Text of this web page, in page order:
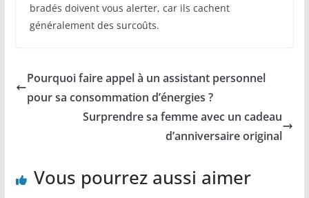
bradés doivent vous alerter, car ils cachent
généralement des surcoûts.
Pourquoi faire appel à un assistant personnel
pour sa consommation d’énergies ?
Surprendre sa femme avec un cadeau
d’anniversaire original
Vous pourrez aussi aimer